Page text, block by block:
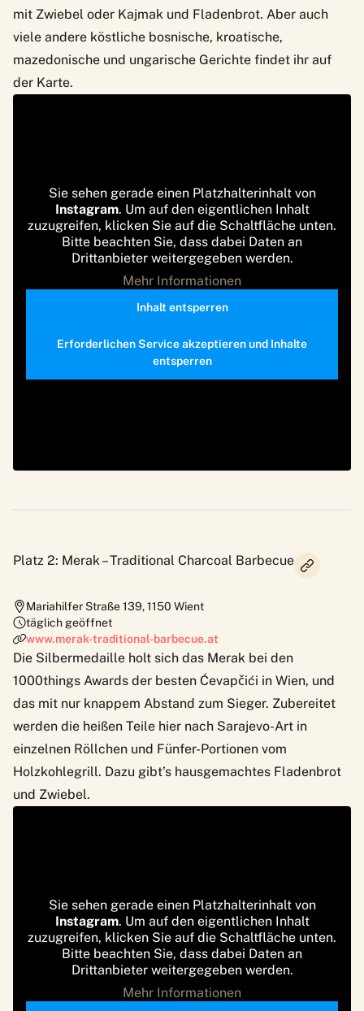
mit Zwiebel oder Kajmak und Fladenbrot. Aber auch
viele andere köstliche bosnische, kroatische,
mazedonische und ungarische Gerichte findet ihr auf
der Karte.
Sie sehen gerade einen Platzhalterinhalt von
Instagram. Um auf den eigentlichen Inhalt
zuzugreifen, klicken Sie auf die Schaltfläche unten.
Bitte beachten Sie, dass dabei Daten an
Drittanbieter weitergegeben werden.
Mehr Informationen
Inhalt entsperren
Erforderlichen Service akzeptieren und Inhalte
entsperren
Platz 2: Merak – Traditional Charcoal Barbecue
Mariahilfer Straße 139,1150 Wient
täglich geöffnet
www.merak-traditional-barbecue.at
Die Silbermedaille holt sich das Merak bei den
1000things Awards der besten Ćevapčići in Wien, und
das mit nur knappem Abstand zum Sieger. Zubereitet
werden die heißen Teile hier nach Sarajevo-Art in
einzelnen Röllchen und Fünfer-Portionen vom
Holzkohlegrill. Dazu gibt’s hausgemachtes Fladenbrot
und Zwiebel.
Sie sehen gerade einen Platzhalterinhalt von
Instagram. Um auf den eigentlichen Inhalt
zuzugreifen, klicken Sie auf die Schaltfläche unten.
Bitte beachten Sie, dass dabei Daten an
Drittanbieter weitergegeben werden.
Mehr Informationen